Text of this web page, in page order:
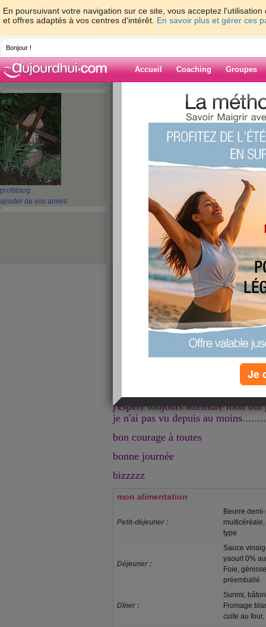
En poursuivant votre navigation sur ce site, vous acceptez
et offres adaptés à vos centres d'intérêt. En savoir plus et gérer ces
Bonjour !
Accueil Coaching Groupes
profil blog
ajouter de vos amies
> > Repas du
Blog de guel23
Repas du 06/12/11
Du foie le midi car si je le mange
avec une salade légère et un
ce soir une truite en papillotte
fromage blanc 0%
Repas légers mais suffisamment
avoir faim
je n'oublie pas mes baies de goji à
"bloquée" et peut-être une
très rare....
après un super week-end pendant
tartiflette maison, fromages de
par mes amis, chocolats belges,
reprendre ce qui ne m'est pas
j'espère toujours atteindre mon
je n'ai pas vu depuis au
bon courage à toutes
bonne journée
bizzzzz
mon alimentation
Petit-déjeuner :
Beurre
type
Déjeuner :
Sauce
yaourt 0%
Foie,
préemballé
Dîner :
Surimi,
Fromage
cuite au
Je